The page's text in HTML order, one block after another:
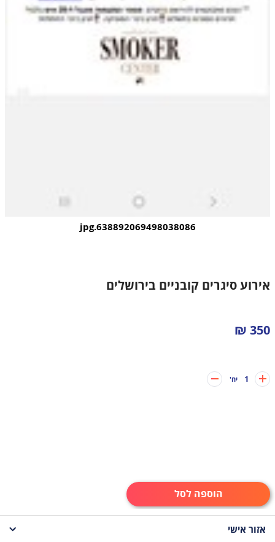
638892069498038086.jpg
אירוע סיגרים קובניים בירושלים
350 ₪
1 יח'
הוספה לסל
אזור אישי